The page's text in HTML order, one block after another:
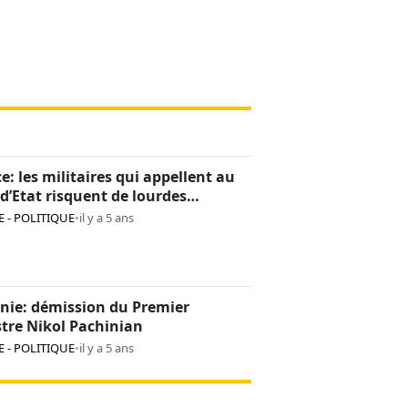
les militaires qui appellent au
risquent de lourdes
- POLITIQUE•il y a 5 ans
démission du Premier
Nikol Pachinian
- POLITIQUE•il y a 5 ans